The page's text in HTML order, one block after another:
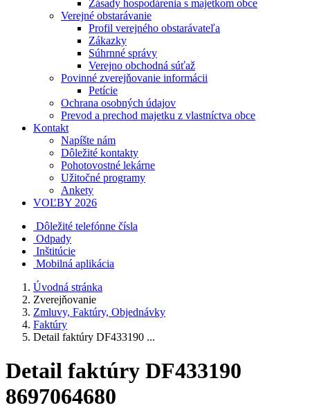
Zásady hospodárenia s majetkom obce
Verejné obstarávanie
Profil verejného obstarávateľa
Zákazky
Súhrnné správy
Verejno obchodná súťaž
Povinné zverejňovanie informácii
Petície
Ochrana osobných údajov
Prevod a prechod majetku z vlastníctva obce
Kontakt
Napíšte nám
Dôležité kontakty
Pohotovostné lekárne
Užitočné programy
Ankety
VOĽBY 2026
Dôležité telefónne čísla
Odpady
Inštitúcie
Mobilná aplikácia
Úvodná stránka
Zverejňovanie
Zmluvy, Faktúry, Objednávky
Faktúry
Detail faktúry DF433190 ...
Detail faktúry DF433190
8697064680